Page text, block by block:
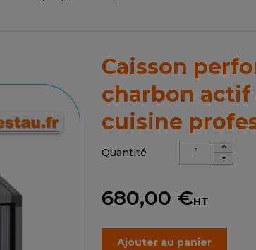
Caisson
charbon
cuisine
Quantité
680,00 €HT
Ajouter au panier